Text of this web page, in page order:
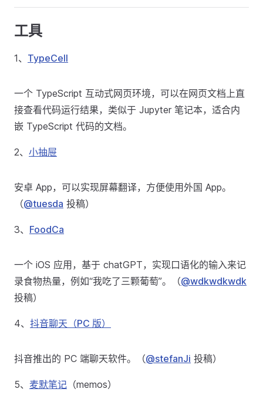
工具
1、 TypeCell
一个 TypeScript 互动式网页环境，可以在网页文档上直
接查看代码运行结果，类似于 Jupyter 笔记本，适合内
嵌 TypeScript 代码的文档。
2、 小抽屉
安卓 App，可以实现屏幕翻译，方便使用外国 App。
（@tuesda 投稿）
3、 FoodCa
一个 iOS 应用，基于 chatGPT，实现口语化的输入来记
录食物热量，例如“我吃了三颗葡萄”。（@wdkwdkwdk
投稿）
4、 抖音聊天（PC 版）
抖音推出的 PC 端聊天软件。（@stefanJi 投稿）
5、 麦默笔记 （memos）